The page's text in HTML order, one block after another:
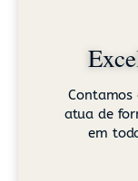
Contamos
atua de
em